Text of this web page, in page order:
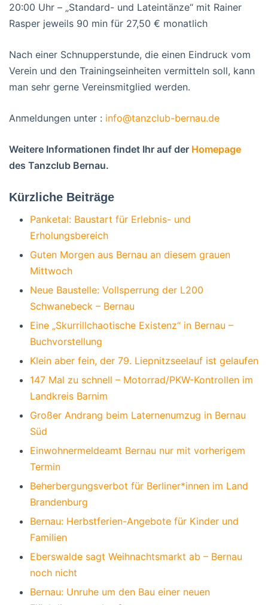
20:00 Uhr – „Standard- und Lateintänze“ mit Rainer
Rasper jeweils 90 min für 27,50 € monatlich
Nach einer Schnupperstunde, die einen Eindruck vom
Verein und den Trainingseinheiten vermitteln soll, kann
man sehr gerne Vereinsmitglied werden.
Anmeldungen unter : info@tanzclub-bernau.de
Weitere Informationen findet Ihr auf der Homepage
des Tanzclub Bernau.
Kürzliche Beiträge
Panketal: Baustart für Erlebnis- und
Erholungsbereich
Guten Morgen aus Bernau an diesem grauen
Mittwoch
Neue Baustelle: Vollsperrung der L200
Schwanebeck – Bernau
Eine „Skurrillchaotische Existenz“ in Bernau –
Buchvorstellung
Klein aber fein, der 79. Liepnitzseelauf ist gelaufen
147 Mal zu schnell – Motorrad/PKW-Kontrollen im
Landkreis Barnim
Großer Andrang beim Laternenumzug in Bernau
Süd
Einwohnermeldeamt Bernau nur mit vorherigem
Termin
Beherbergungsverbot für Berliner*innen im Land
Brandenburg
Bernau: Herbstferien-Angebote für Kinder und
Familien
Eberswalde sagt Weihnachtsmarkt ab – Bernau
noch nicht
Bernau: Unruhe um den Bau einer neuen